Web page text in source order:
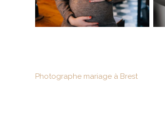
Photographe mariage à Brest